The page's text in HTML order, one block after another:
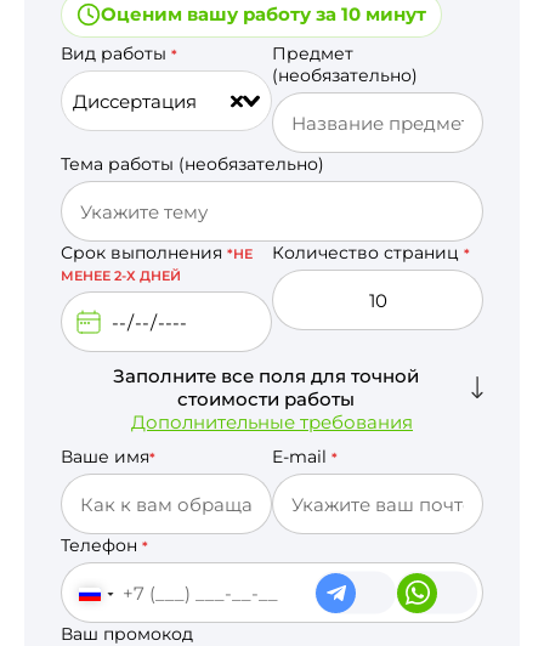
Оценим вашу работу за 10 минут
Вид работы *
Диссертация
Предмет
(необязательно)
Тема работы (необязательно)
Срок выполнения *НЕ
МЕНЕЕ 2-Х ДНЕЙ
Количество страниц *
Заполните все поля для точной
стоимости работы
Дополнительные требования
Ваше имя* E-mail *
Телефон *
Ваш промокод